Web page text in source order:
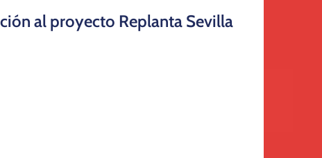
al proyecto Replanta Sevilla